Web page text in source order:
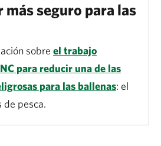
más seguro para las
sobre el trabajo
para reducir una de las
para las ballenas: el
de pesca.